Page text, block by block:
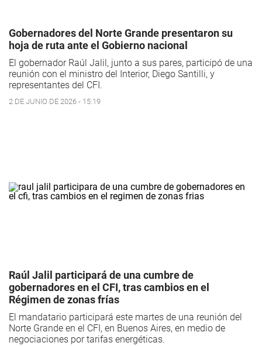
Gobernadores del Norte Grande presentaron su
hoja de ruta ante el Gobierno nacional
El gobernador Raúl Jalil, junto a sus pares, participó de una
reunión con el ministro del Interior, Diego Santilli, y
representantes del CFI.
2 DE JUNIO DE 2026 - 15:19
Raúl Jalil participará de una cumbre de
gobernadores en el CFI, tras cambios en el
Régimen de zonas frías
El mandatario participará este martes de una reunión del
Norte Grande en el CFI, en Buenos Aires, en medio de
negociaciones por tarifas energéticas.